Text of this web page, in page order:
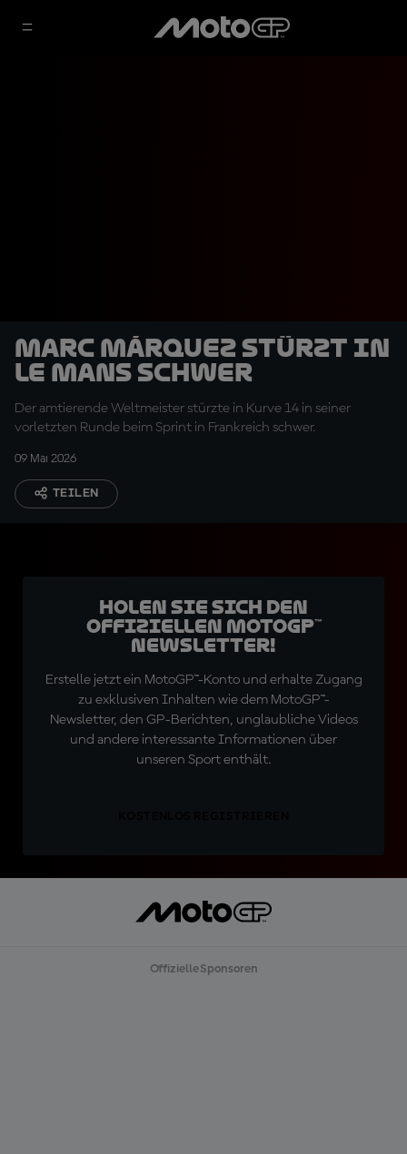
Marc Márquez stürzt in
Le Mans schwer
Der amtierende Weltmeister stürzte in Kurve 14 in seiner
vorletzten Runde beim Sprint in Frankreich schwer.
09 Mai 2026
TEILEN
Holen Sie sich den
offiziellen MotoGP™
Newsletter!
Erstelle jetzt ein MotoGP™-Konto und erhalte Zugang
zu exklusiven Inhalten wie dem MotoGP™-
Newsletter, den GP-Berichten, unglaubliche Videos
und andere interessante Informationen über
unseren Sport enthält.
Offizielle Sponsoren